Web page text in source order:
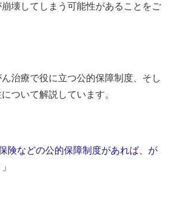
壊してしまう可能性があることをご
治療で役に立つ公的保障制度、そし
ついて解説しています。
保険などの公的保障制度があれば、が